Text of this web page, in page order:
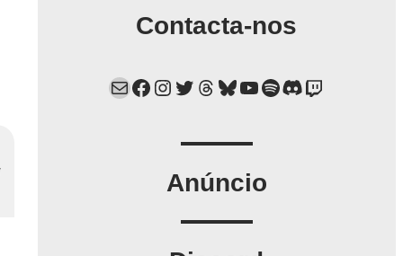
Contacta-nos
Mail Facebook Instagram Twitter Threads Bluesky YouTube Spotify Discord Twitch
Anúncio